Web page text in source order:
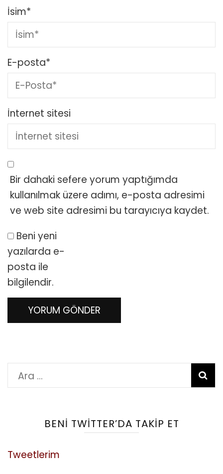
İsim*
E-posta*
İnternet sitesi
Bir dahaki sefere yorum yaptığımda
kullanılmak üzere adımı, e-posta adresimi
ve web site adresimi bu tarayıcıya kaydet.
Beni yeni
yazılarda e-
posta ile
bilgilendir.
Arama:
BENI TWITTER’DA TAKIP ET
Tweetlerim